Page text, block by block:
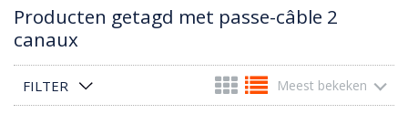
Producten getagd met passe-câble 2
canaux
FILTER Meest bekeken